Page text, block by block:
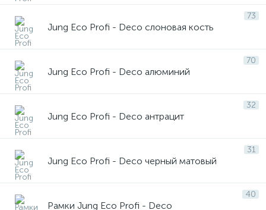
Компьютерные розетки Eco Profi
Жалюзи - рольставни Eco Profi
Мультимедийные розетки Eco Profi
Датчики движения Eco Profi
Заглушки Eco Profi
73
Jung Eco Profi - Deco слоновая кость
70
Jung Eco Profi - Deco алюминий
32
Jung Eco Profi - Deco антрацит
31
Jung Eco Profi - Deco черный матовый
40
Рамки Jung Eco Profi - Deco